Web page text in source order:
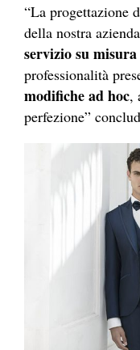
“La progettazione
della nostra
servizio su misura
professionalità
modifiche ad hoc,
perfezione”